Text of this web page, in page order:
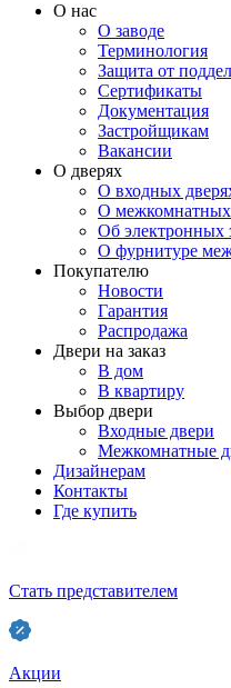
О нас
О заводе
Терминология
Защита от
Сертификаты
Документация
Застройщикам
Вакансии
О дверях
О входных
О межкомнатных
Об электронных
О фурнитуре
Покупателю
Новости
Гарантия
Распродажа
Двери на заказ
В дом
В квартиру
Выбор двери
Входные двери
Межкомнатные
Дизайнерам
Контакты
Где купить
Стать представителем
Акции